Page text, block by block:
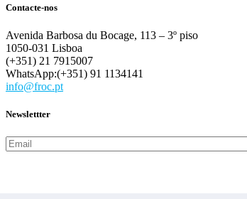
Contacte-nos
Avenida Barbosa du Bocage, 113 – 3º piso
1050-031 Lisboa
(+351) 21 7915007
WhatsApp:(+351) 91 1134141
info@froc.pt
Newslettter